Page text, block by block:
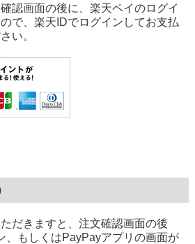
認画面の後に、楽天ペイのログイ
で、楽天IDでログインしてお支払
い。
だきますと、注文確認画面の後
、もしくはPayPayアプリの画面が